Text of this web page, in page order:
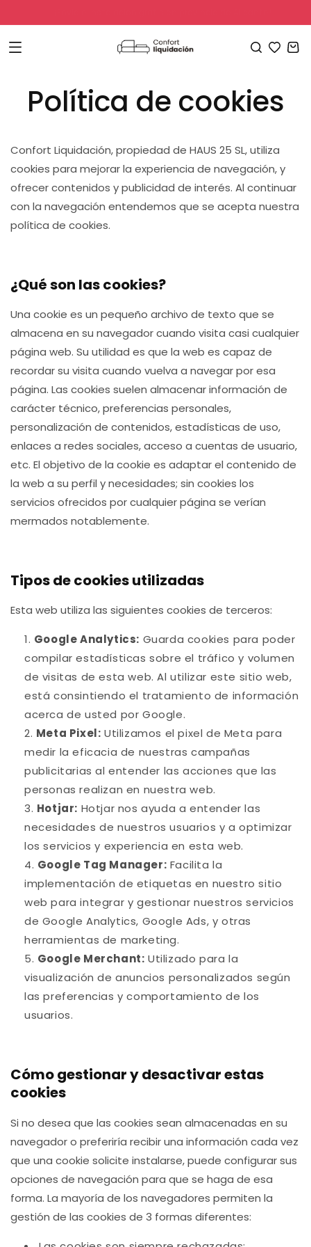
al contenido
Carrito
Política de cookies
Confort Liquidación, propiedad de HAUS 25 SL, utiliza
cookies para mejorar la experiencia de navegación, y
ofrecer contenidos y publicidad de interés. Al continuar
con la navegación entendemos que se acepta nuestra
política de cookies.
¿Qué son las cookies?
Una cookie es un pequeño archivo de texto que se
almacena en su navegador cuando visita casi cualquier
página web. Su utilidad es que la web es capaz de
recordar su visita cuando vuelva a navegar por esa
página. Las cookies suelen almacenar información de
carácter técnico, preferencias personales,
personalización de contenidos, estadísticas de uso,
enlaces a redes sociales, acceso a cuentas de usuario,
etc. El objetivo de la cookie es adaptar el contenido de
la web a su perfil y necesidades; sin cookies los
servicios ofrecidos por cualquier página se verían
mermados notablemente.
Tipos de cookies utilizadas
Esta web utiliza las siguientes cookies de terceros:
Google Analytics: Guarda cookies para poder
compilar estadísticas sobre el tráfico y volumen
de visitas de esta web. Al utilizar este sitio web,
está consintiendo el tratamiento de información
acerca de usted por Google.
Meta Pixel: Utilizamos el pixel de Meta para
medir la eficacia de nuestras campañas
publicitarias al entender las acciones que las
personas realizan en nuestra web.
Hotjar: Hotjar nos ayuda a entender las
necesidades de nuestros usuarios y a optimizar
los servicios y experiencia en esta web.
Google Tag Manager: Facilita la
implementación de etiquetas en nuestro sitio
web para integrar y gestionar nuestros servicios
de Google Analytics, Google Ads, y otras
herramientas de marketing.
Google Merchant: Utilizado para la
visualización de anuncios personalizados según
las preferencias y comportamiento de los
usuarios.
Cómo gestionar y desactivar estas
cookies
Si no desea que las cookies sean almacenadas en su
navegador o preferiría recibir una información cada vez
que una cookie solicite instalarse, puede configurar sus
opciones de navegación para que se haga de esa
forma. La mayoría de los navegadores permiten la
gestión de las cookies de 3 formas diferentes: